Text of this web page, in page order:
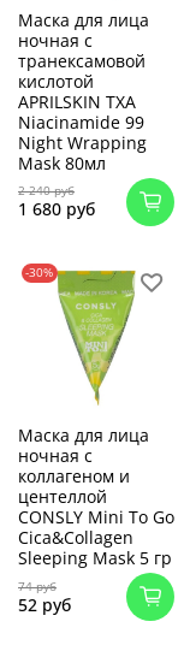
Маска для лица
ночная с
транексамовой
кислотой
APRILSKIN TXA
Niacinamide 99
Night Wrapping
Mask 80мл
2 240 руб
1 680 руб
-30%
Маска для лица
ночная с
коллагеном и
центеллой
CONSLY Mini To Go
Cica&Collagen
Sleeping Mask 5 гр
74 руб
52 руб